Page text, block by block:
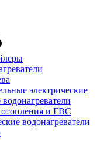
электрические
и ГВС
водонагреватели